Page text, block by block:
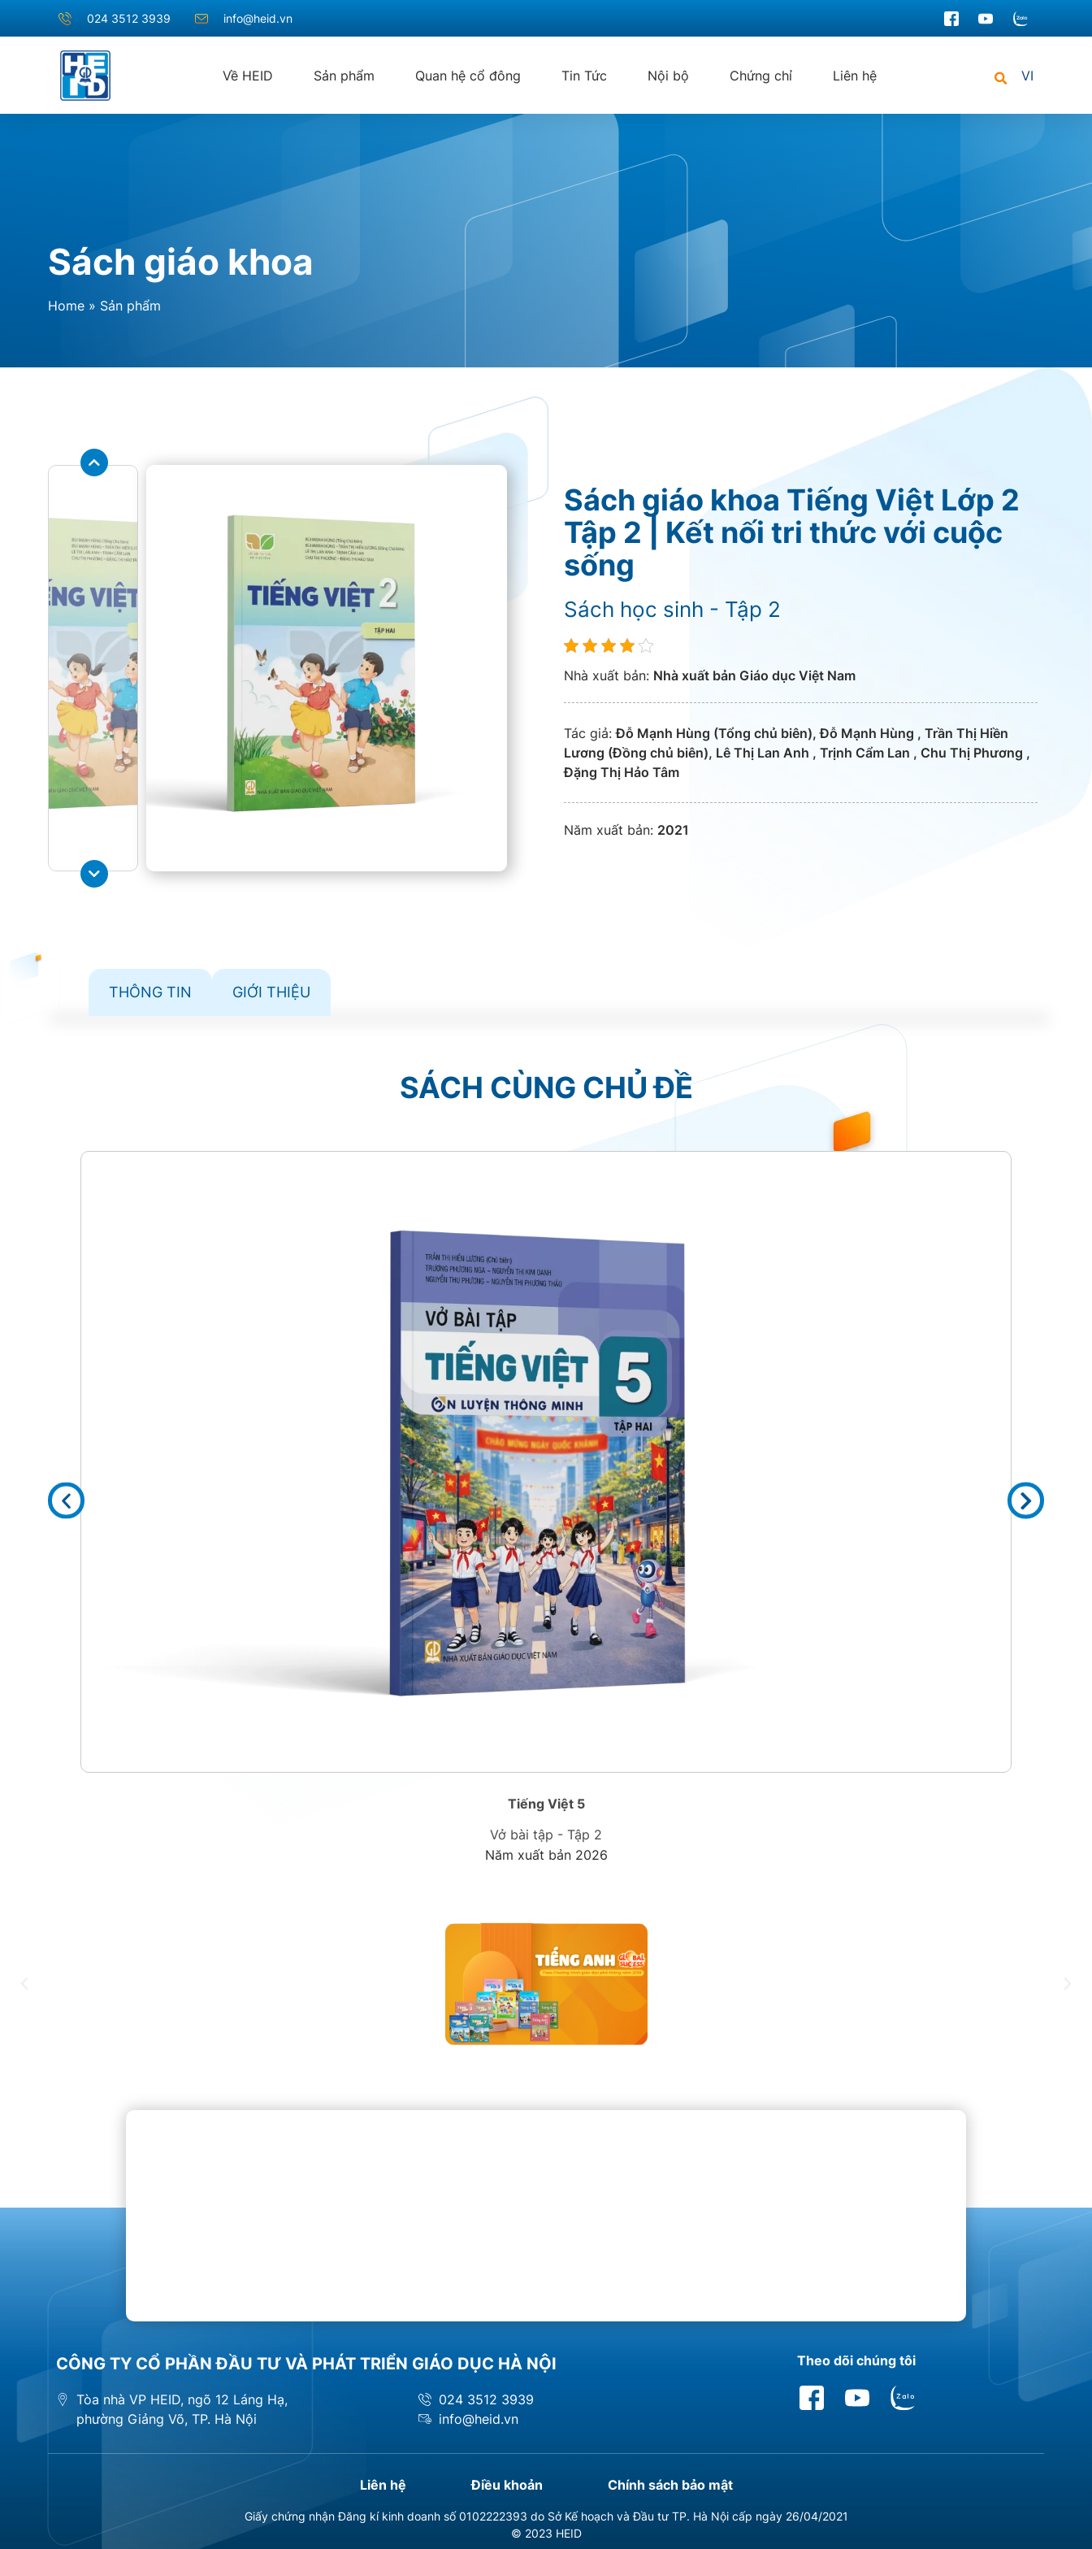
024 3512 3939 info@heid.vn
Về HEID Sản phẩm Quan hệ cổ đông Tin Tức Nội bộ Chứng chỉ Liên hệ VI
Sách giáo khoa
Home » Sản phẩm
Sách giáo khoa Tiếng Việt Lớp 2
Tập 2 | Kết nối tri thức với cuộc
sống
Sách học sinh - Tập 2
Nhà xuất bản: Nhà xuất bản Giáo dục Việt Nam
Tác giả:Đỗ Mạnh Hùng (Tổng chủ biên), Đỗ Mạnh Hùng , Trần Thị Hiền
Lương (Đồng chủ biên), Lê Thị Lan Anh , Trịnh Cẩm Lan , Chu Thị Phương ,
Đặng Thị Hảo Tâm
Năm xuất bản: 2021
THÔNG TIN GIỚI THIỆU
SÁCH CÙNG CHỦ ĐỀ
Tiếng Việt 5
Vở bài tập - Tập 2
Năm xuất bản 2026
CÔNG TY CỔ PHẦN ĐẦU TƯ VÀ PHÁT TRIỂN GIÁO DỤC HÀ NỘI
Tòa nhà VP HEID, ngõ 12 Láng Hạ,
phường Giảng Võ, TP. Hà Nội
024 3512 3939
info@heid.vn
Theo dõi chúng tôi
Liên hệ Điều khoản Chính sách bảo mật
Giấy chứng nhận Đăng kí kinh doanh số 0102222393 do Sở Kế hoạch và Đầu tư TP. Hà Nội cấp ngày 26/04/2021
© 2023 HEID